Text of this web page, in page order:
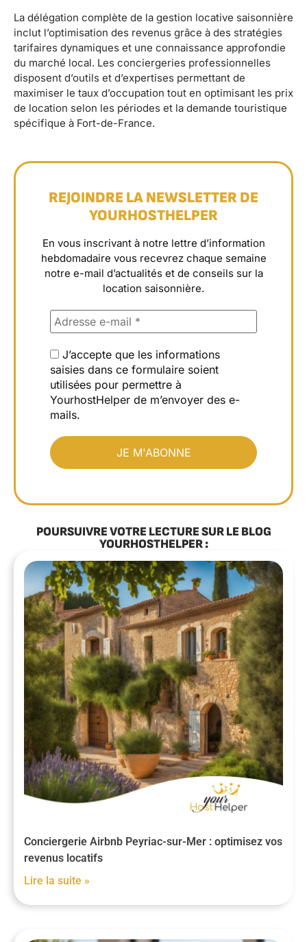
La délégation complète de la gestion locative saisonnière
inclut l’optimisation des revenus grâce à des stratégies
tarifaires dynamiques et une connaissance approfondie
du marché local. Les conciergeries professionnelles
disposent d’outils et d’expertises permettant de
maximiser le taux d’occupation tout en optimisant les prix
de location selon les périodes et la demande touristique
spécifique à Fort-de-France.
REJOINDRE LA NEWSLETTER DE
YOURHOSTHELPER
En vous inscrivant à notre lettre d’information
hebdomadaire vous recevrez chaque semaine
notre e-mail d’actualités et de conseils sur la
location saisonnière.
J’accepte que les informations
saisies dans ce formulaire soient
utilisées pour permettre à
YourhostHelper de m’envoyer des e-
mails.
POURSUIVRE VOTRE LECTURE SUR LE BLOG
YOURHOSTHELPER :
Conciergerie Airbnb Peyriac-sur-Mer : optimisez vos
revenus locatifs
Lire la suite »